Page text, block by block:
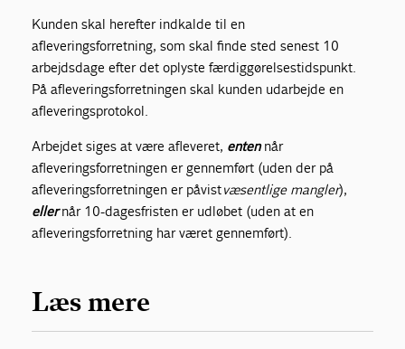
Kunden skal herefter indkalde til en
afleveringsforretning, som skal finde sted senest 10
arbejdsdage efter det oplyste færdiggørelsestidspunkt.
På afleveringsforretningen skal kunden udarbejde en
afleveringsprotokol.
Arbejdet siges at være afleveret, entennår
afleveringsforretningen er gennemført (uden der på
afleveringsforretningen er påvistvæsentlige mangler),
ellernår 10-dagesfristen er udløbet (uden at en
afleveringsforretning har været gennemført).
Læs mere